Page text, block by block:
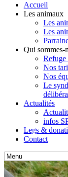
Accueil
Les animaux
Les
Les
Qui sommes-
Nos
Nos
Le
Actualités
infos
Legs &
Contact